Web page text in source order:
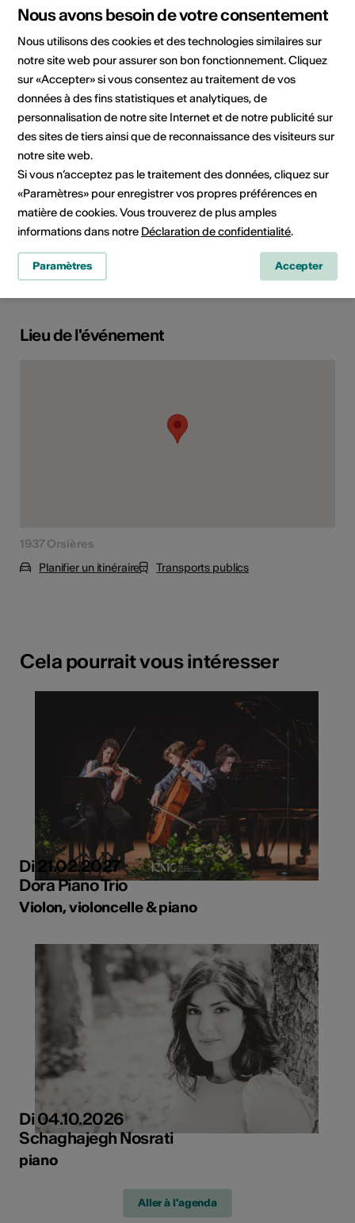
Informations sur l'événement
Localisation
1937 Orsières
1937 Orsières
Organisateur
Cet événement a été annoncé
via la plateformeguidle.com. Si
l'événement, veuillez contacter
l'organisateur ou l'office du
tourisme compétent.
Lieu de l'événement
1937 Orsières
Planifier un itinéraire
Transports publics
Cela pourrait vous intéresser
Di 21.02.2027
Dora Piano Trio
Violon, violoncelle & piano
Di 04.10.2026
Schaghajegh Nosrati
piano
Aller à l'agenda
Nous avons besoin de votre consentement
Nous utilisons des cookies et des technologies similaires sur
notre site web pour assurer son bon fonctionnement. Cliquez
sur «Accepter» si vous consentez au traitement de vos
données à des fins statistiques et analytiques, de
personnalisation de notre site Internet et de notre publicité sur
des sites de tiers ainsi que de reconnaissance des visiteurs sur
notre site web.
Si vous n’acceptez pas le traitement des données, cliquez sur
«Paramètres» pour enregistrer vos propres préférences en
matière de cookies. Vous trouverez de plus amples
informations dans notre Déclaration de confidentialité.
Paramètres Accepter